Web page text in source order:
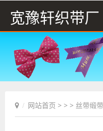
宽豫轩织带厂
网站首页 > > > 丝带缎带